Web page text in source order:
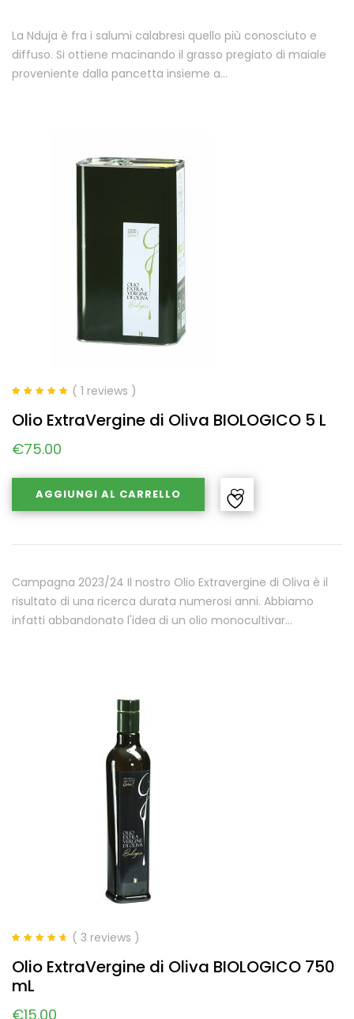
La Nduja è fra i salumi calabresi quello più conosciuto e
diffuso. Si ottiene macinando il grasso pregiato di maiale
proveniente dalla pancetta insieme a…
su 5
( 1 reviews )
Olio ExtraVergine di Oliva BIOLOGICO 5 L
€75.00
AGGIUNGI AL CARRELLO
Campagna 2023/24 Il nostro Olio Extravergine di Oliva è il
risultato di una ricerca durata numerosi anni. Abbiamo
infatti abbandonato l'idea di un olio monocultivar…
su 5
( 3 reviews )
Olio ExtraVergine di Oliva BIOLOGICO 750
mL
€15.00